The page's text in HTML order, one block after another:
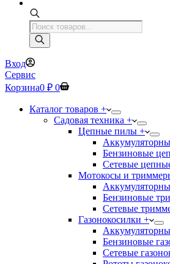
Поиск
товаров
Вход
Сервис
Корзина0 ₽ 0
Каталог товаров +
Садовая техника +
Цепные пилы +
Бензиновые
Сетевые
Мотокосы и
Бензиновые
Сетевые
Газонокосилки +
Бензиновые
Сетевые